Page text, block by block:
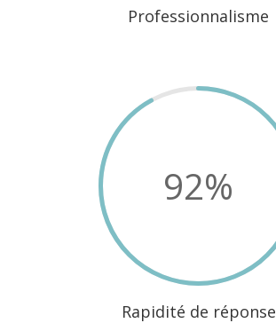
Professionnalisme
92%
Rapidité de réponse